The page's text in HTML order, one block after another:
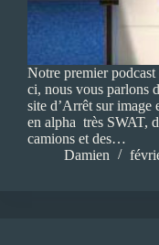
Notre premier
ci, nous vous parlons
site d’Arrêt sur image
en alpha très SWAT,
camions et des…
Damien